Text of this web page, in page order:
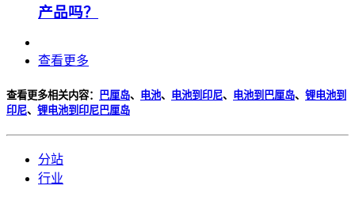
产品吗？
查看更多
查看更多相关内容： 巴厘岛、 电池、 电池到印尼、 电池到巴厘岛、 锂电池到
印尼、 锂电池到印尼巴厘岛
分站
行业